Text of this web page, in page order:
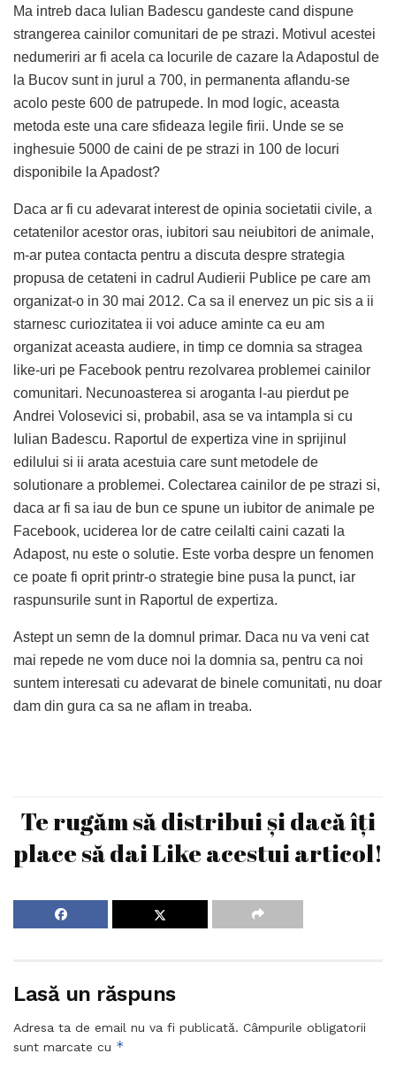
Ma intreb daca Iulian Badescu gandeste cand dispune
strangerea cainilor comunitari de pe strazi. Motivul acestei
nedumeriri ar fi acela ca locurile de cazare la Adapostul de
la Bucov sunt in jurul a 700, in permanenta aflandu-se
acolo peste 600 de patrupede. In mod logic, aceasta
metoda este una care sfideaza legile firii. Unde se se
inghesuie 5000 de caini de pe strazi in 100 de locuri
disponibile la Apadost?
Daca ar fi cu adevarat interest de opinia societatii civile, a
cetatenilor acestor oras, iubitori sau neiubitori de animale,
m-ar putea contacta pentru a discuta despre strategia
propusa de cetateni in cadrul Audierii Publice pe care am
organizat-o in 30 mai 2012. Ca sa il enervez un pic sis a ii
starnesc curiozitatea ii voi aduce aminte ca eu am
organizat aceasta audiere, in timp ce domnia sa stragea
like-uri pe Facebook pentru rezolvarea problemei cainilor
comunitari. Necunoasterea si aroganta l-au pierdut pe
Andrei Volosevici si, probabil, asa se va intampla si cu
Iulian Badescu. Raportul de expertiza vine in sprijinul
edilului si ii arata acestuia care sunt metodele de
solutionare a problemei. Colectarea cainilor de pe strazi si,
daca ar fi sa iau de bun ce spune un iubitor de animale pe
Facebook, uciderea lor de catre ceilalti caini cazati la
Adapost, nu este o solutie. Este vorba despre un fenomen
ce poate fi oprit printr-o strategie bine pusa la punct, iar
raspunsurile sunt in Raportul de expertiza.
Astept un semn de la domnul primar. Daca nu va veni cat
mai repede ne vom duce noi la domnia sa, pentru ca noi
suntem interesati cu adevarat de binele comunitati, nu doar
dam din gura ca sa ne aflam in treaba.
Te rugăm să distribui și dacă îți
place să dai Like acestui articol!
Lasă un răspuns
Adresa ta de email nu va fi publicată. Câmpurile obligatorii
sunt marcate cu *